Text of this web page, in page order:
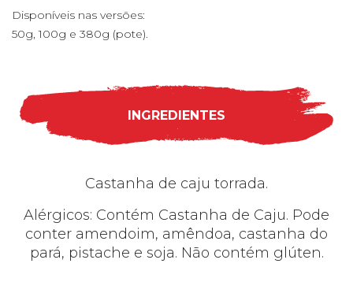
Disponíveis nas versões:
50g, 100g e 380g (pote).
INGREDIENTES
Castanha de caju torrada.
Alérgicos: Contém Castanha de Caju. Pode
conter amendoim, amêndoa, castanha do
pará, pistache e soja. Não contém glúten.